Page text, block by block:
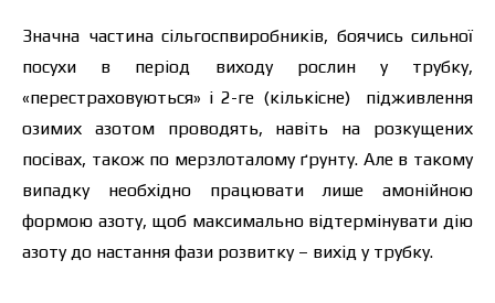
Значна частина сільгоспвиробників, боячись сильної
посухи в період виходу рослин у трубку,
«перестраховуються» і 2-ге (кількісне) підживлення
озимих азотом проводять, навіть на розкущених
посівах, також по мерзлоталому ґрунту. Але в такому
випадку необхідно працювати лише амонійною
формою азоту, щоб максимально відтермінувати дію
азоту до настання фази розвитку – вихід у трубку.